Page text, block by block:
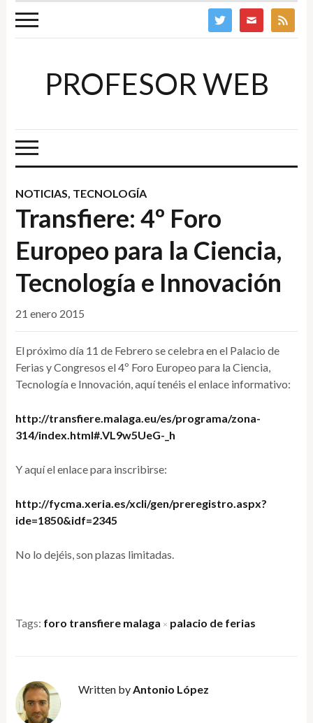
twitter mail feed
PROFESOR WEB
NOTICIAS, TECNOLOGÍA
Transfiere: 4º Foro
Europeo para la Ciencia,
Tecnología e Innovación
21 enero 2015
El próximo día 11 de Febrero se celebra en el Palacio de
Ferias y Congresos el 4º Foro Europeo para la Ciencia,
Tecnología e Innovación, aquí tenéis el enlace informativo:
http://transfiere.malaga.eu/es/programa/zona-
314/index.html#.VL9w5UeG-_h
Y aquí el enlace para inscribirse:
http://fycma.xeria.es/xcli/gen/preregistro.aspx?
ide=1850&idf=2345
No lo dejéis, son plazas limitadas.
Tags: foro transfiere malaga × palacio de ferias
Written byAntonio López